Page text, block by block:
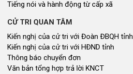
Tiếng nói và hành động từ cấp xã
CỬ TRI QUAN TÂM
Kiến nghị của cử tri với Đoàn ĐBQH tỉnh
Kiến nghị của cử tri với HĐND tỉnh
Thông báo chuyển đơn
Văn bản tổng hợp trả lời KNCT